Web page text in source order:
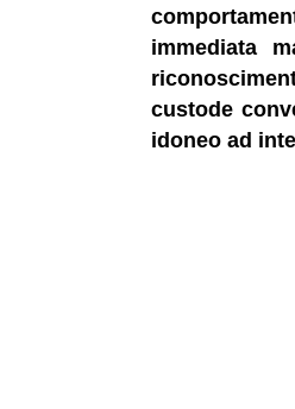
immediata
custode
idoneo ad